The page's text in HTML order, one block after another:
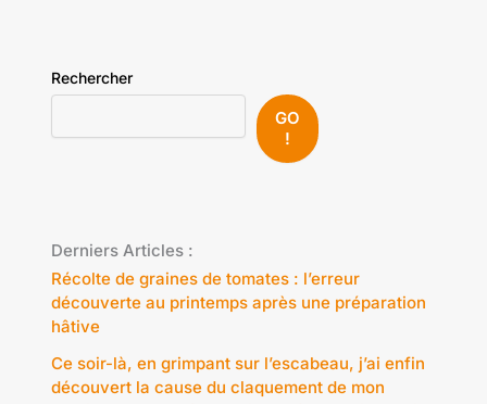
Rechercher
GO
!
Derniers Articles :
Récolte de graines de tomates : l’erreur
découverte au printemps après une préparation
hâtive
Ce soir-là, en grimpant sur l’escabeau, j’ai enfin
découvert la cause du claquement de mon